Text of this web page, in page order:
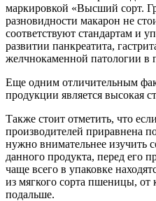
маркировкой «Высший сорт.
разновидности макарон не
соответствуют стандартам и
развитии панкреатита,
желчнокаменной патологии в
Еще одним отличительным
продукции является высокая
Также стоит отметить, что
производителей приравнена
нужно внимательнее изучить
данного продукта, перед его
чаще всего в упаковке
из мягкого сорта пшеницы, от
подальше.